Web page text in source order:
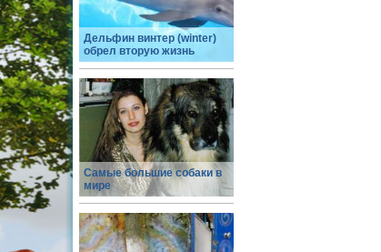
Дельфин винтер (winter)
обрел вторую жизнь
Самые большие собаки в
мире